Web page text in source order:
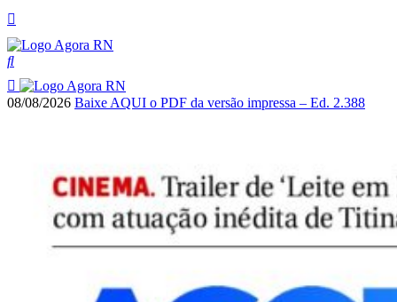
08/08/2026 Baixe AQUI o PDF da versão impressa – Ed. 2.388